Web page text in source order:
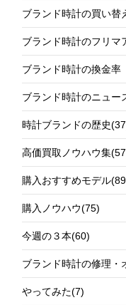
ブランド時計の買い替
ブランド時計のフリマ
ブランド時計の換金率
ブランド時計のニュー
時計ブランドの歴史
高価買取ノウハウ集
購入おすすめモデル
購入ノウハウ(75)
今週の３本(60)
ブランド時計の修理・
やってみた(7)